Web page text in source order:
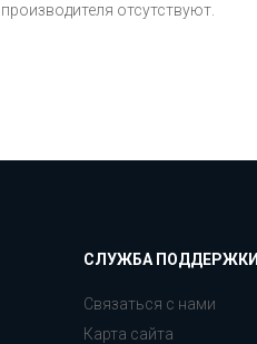
отсутствуют.
СЛУЖБА ПОДДЕРЖКИ
Связаться с нами
Карта сайта